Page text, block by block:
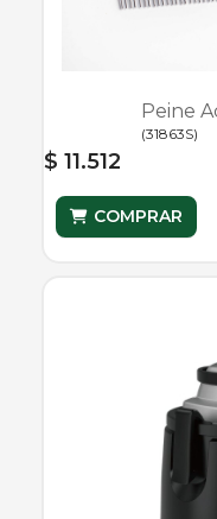
Peine
(31863S)
$ 11.512
COMPRAR